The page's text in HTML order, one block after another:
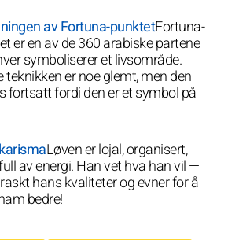
av Fortuna-punktetFortuna-
er en av de 360 arabiske partene
symboliserer et livsområde.
teknikken er noe glemt, men den
fortsatt fordi den er et symbol på
Løven er lojal, organisert,
av energi. Han vet hva han vil —
hans kvaliteter og evner for å
bedre!